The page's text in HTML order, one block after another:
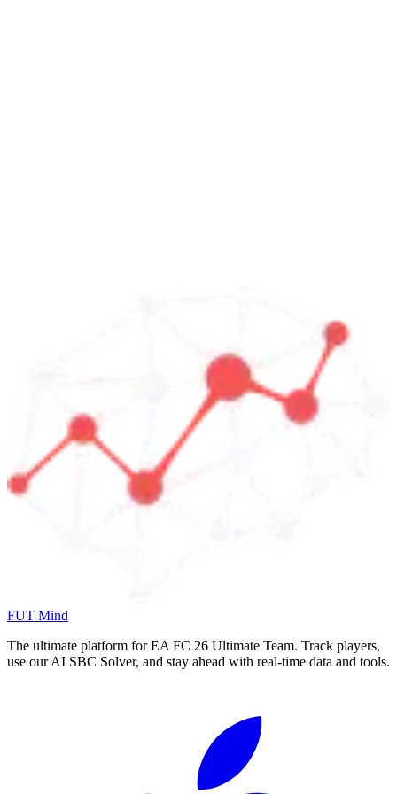
FUT Mind
The ultimate platform for EA FC 26 Ultimate Team. Track players,
use our AI SBC Solver, and stay ahead with real-time data and tools.